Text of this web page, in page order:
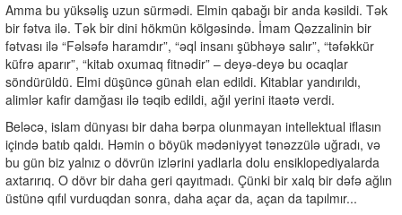
Amma bu yüksəliş uzun sürmədi. Elmin qabağı bir anda kəsildi. Tək
bir fətva ilə. Tək bir dini hökmün kölgəsində. İmam Qəzzalinin bir
fətvası ilə “Fəlsəfə haramdır”, “əql insanı şübhəyə salır”, “təfəkkür
küfrə aparır”, “kitab oxumaq fitnədir” – deyə-deyə bu ocaqlar
söndürüldü. Elmi düşüncə günah elan edildi. Kitablar yandırıldı,
alimlər kafir damğası ilə təqib edildi, ağıl yerini itaətə verdi.
Beləcə, islam dünyası bir daha bərpa olunmayan intellektual iflasın
içində batıb qaldı. Həmin o böyük mədəniyyət tənəzzülə uğradı, və
bu gün biz yalnız o dövrün izlərini yadlarla dolu ensiklopediyalarda
axtarırıq. O dövr bir daha geri qayıtmadı. Çünki bir xalq bir dəfə ağlın
üstünə qıfıl vurduqdan sonra, daha açar da, açan da tapılmır...